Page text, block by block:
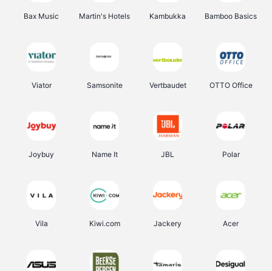
Bax Music Martin's Hotels Kambukka Bamboo Basics
Viator Samsonite Vertbaudet OTTO Office
Joybuy Name It JBL Polar
Vila Kiwi.com Jackery Acer